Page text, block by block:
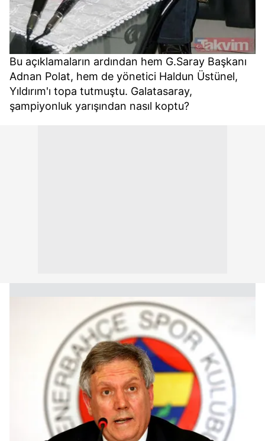
Bu açıklamaların ardından hem G.Saray Başkanı
Adnan Polat, hem de yönetici Haldun Üstünel,
Yıldırım'ı topa tutmuştu. Galatasaray,
şampiyonluk yarışından nasıl koptu?